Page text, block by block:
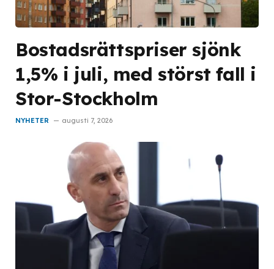
Bostadsrättspriser sjönk
1,5% i juli, med störst fall i
Stor-Stockholm
NYHETER augusti 7, 2026